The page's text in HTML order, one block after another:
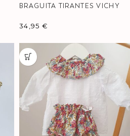
BRAGUITA TIRANTES VICHY
34,95 €